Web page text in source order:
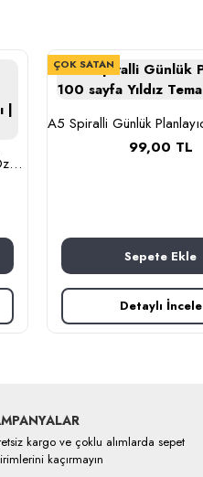
Planlayıcı Set Yıldızlar | 3 Farklı Özel Ürün | Günlük Planlayıcı | Haftalık Planlayıcı | To-do List
ÇOK SATAN
99,00 TL
Sepete Ekle
Detaylı İncele
kargo ve çoklu alımlarda sepet
kaçırmayın